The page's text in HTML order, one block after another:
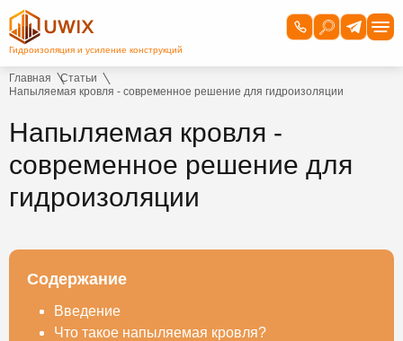
Главная
Статьи
Напыляемая кровля - современное решение для гидроизоляции
Напыляемая кровля -
современное решение для
гидроизоляции
Содержание
Введение
Что такое напыляемая кровля?